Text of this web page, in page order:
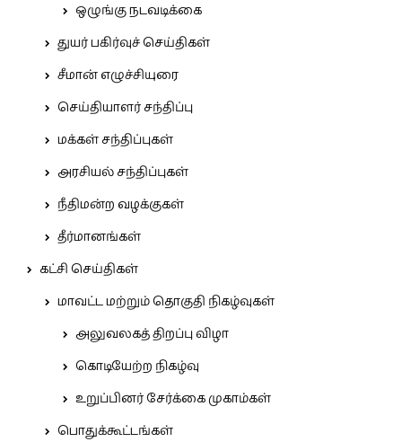
ஒழுங்கு நடவடிக்கை
துயர் பகிர்வுச் செய்திகள்
சீமான் எழுச்சியுரை
செய்தியாளர் சந்திப்பு
மக்கள் சந்திப்புகள்
அரசியல் சந்திப்புகள்
நீதிமன்ற வழக்குகள்
தீர்மானங்கள்
கட்சி செய்திகள்
மாவட்ட மற்றும் தொகுதி நிகழ்வுகள்
அலுவலகத் திறப்பு விழா
கொடியேற்ற நிகழ்வு
உறுப்பினர் சேர்க்கை முகாம்கள்
பொதுக்கூட்டங்கள்